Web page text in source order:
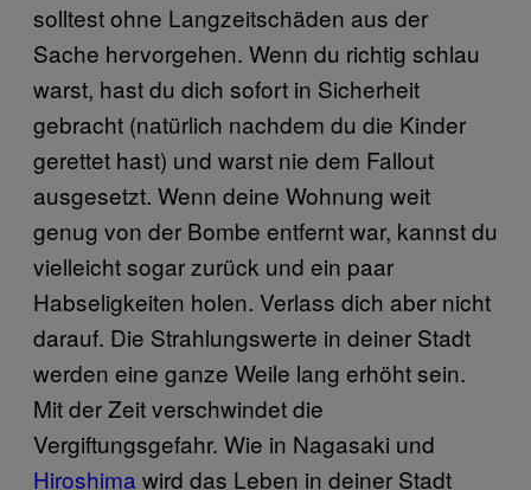
solltest ohne Langzeitschäden aus der
Sache hervorgehen. Wenn du richtig schlau
warst, hast du dich sofort in Sicherheit
gebracht (natürlich nachdem du die Kinder
gerettet hast) und warst nie dem Fallout
ausgesetzt. Wenn deine Wohnung weit
genug von der Bombe entfernt war, kannst du
vielleicht sogar zurück und ein paar
Habseligkeiten holen. Verlass dich aber nicht
darauf. Die Strahlungswerte in deiner Stadt
werden eine ganze Weile lang erhöht sein.
Mit der Zeit verschwindet die
Vergiftungsgefahr. Wie in Nagasaki und
Hiroshima wird das Leben in deiner Stadt